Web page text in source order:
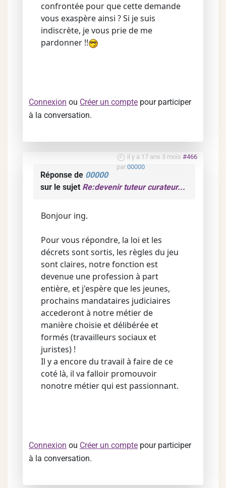
confrontée pour que cette demande
vous exaspère ainsi ? Si je suis
indiscrète, je vous prie de me
pardonner !!
Connexion ou Créer un compte pour participer
à la conversation.
il y a 17 ans 3 mois #466
par 00000
Réponse de 00000
sur le sujet Re:devenir tuteur curateur...
Bonjour ing.
Pour vous répondre, la loi et les
décrets sont sortis, les règles du jeu
sont claires, notre fonction est
devenue une profession à part
entière, et j'espère que les jeunes,
prochains mandataires judiciaires
accederont à notre métier de
manière choisie et délibérée et
formés (travailleurs sociaux et
juristes) !
Il y a encore du travail à faire de ce
coté là, il va falloir promouvoir
nonotre métier qui est passionnant.
Connexion ou Créer un compte pour participer
à la conversation.